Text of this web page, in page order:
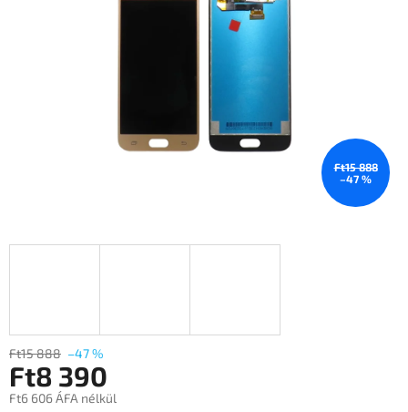
Ft15 888
–47 %
Ft15 888 –47 %
Ft8 390
Ft6 606 ÁFA nélkül